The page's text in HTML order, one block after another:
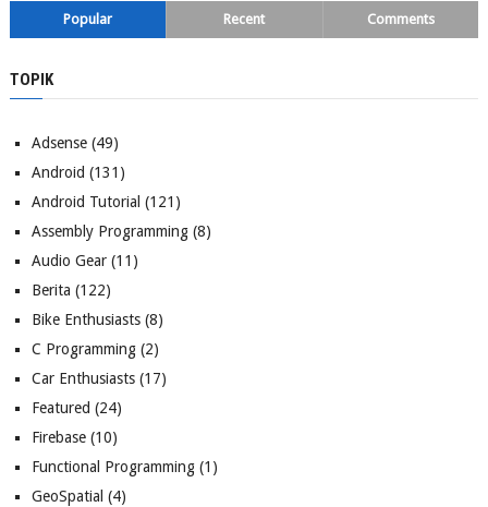
Popular Recent Comments
TOPIK
Adsense(49)
Android (131)
Android Tutorial (121)
Assembly Programming(8)
Audio Gear(11)
Berita (122)
Bike Enthusiasts(8)
C Programming(2)
Car Enthusiasts(17)
Featured (24)
Firebase(10)
Functional Programming(1)
GeoSpatial (4)